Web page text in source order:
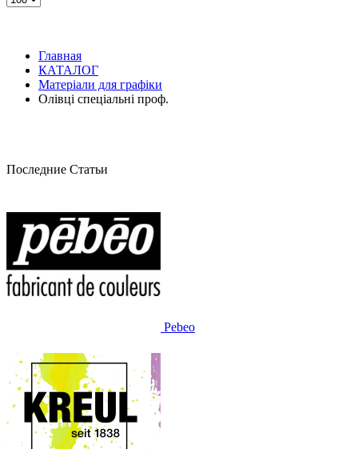
Главная
КАТАЛОГ
Матеріали для графіки
Олівці спеціальні проф.
Последние Статьи
Pebeo